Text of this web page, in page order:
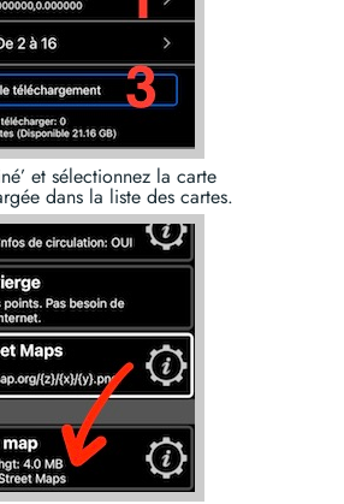
et sélectionnez la carte
dans la liste des cartes.